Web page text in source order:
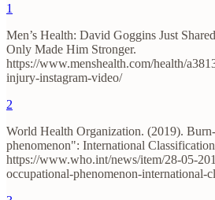
1
Men’s Health: David Goggins Just
Only Made Him Stronger.
https://www.menshealth.com/health/
injury-instagram-video/
2
World Health Organization. (2019).
phenomenon": International
https://www.who.int/news/item/28-05-
occupational-phenomenon-international-